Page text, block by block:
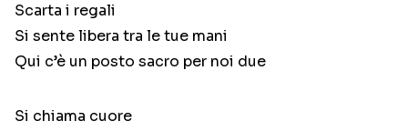
Scarta i regali
Si sente libera tra le tue mani
Qui c’è un posto sacro per noi due
Si chiama cuore